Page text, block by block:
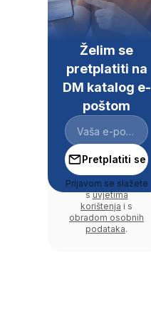
Želim se
pretplatiti na
DM katalog e-
poštom
Pretplatiti se
Prijavom se slažete
suvjetima
korištenja i s
obradom osobnih
podataka.